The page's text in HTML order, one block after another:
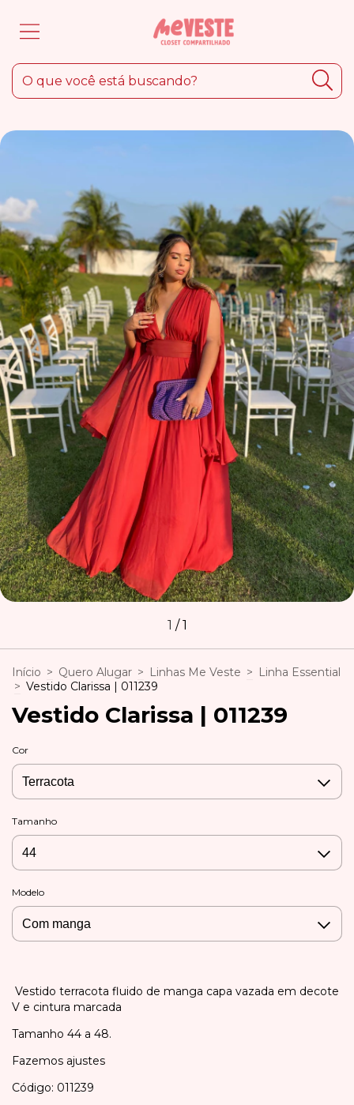
1 /1
Início > Quero Alugar > Linhas Me Veste >
Linha Essential
> Vestido Clarissa | 011239
Vestido Clarissa | 011239
Cor
Tamanho
Modelo
Vestido terracota fluido de manga capa vazada em decote
V e cintura marcada
Tamanho 44 a 48.
Fazemos ajustes
Código: 011239